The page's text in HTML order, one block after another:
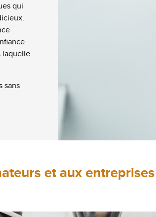
qui
laquelle
sans
et aux entreprises